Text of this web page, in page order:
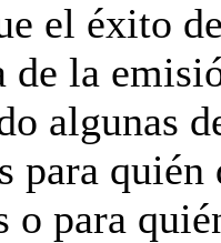
el éxito
de la
algunas
para quién
o para